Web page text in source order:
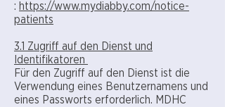
: https://www.mydiabby.com/notice-
patients
3.1 Zugriff auf den Dienst und
Identifikatoren
Für den Zugriff auf den Dienst ist die
Verwendung eines Benutzernamens und
eines Passworts erforderlich. MDHC